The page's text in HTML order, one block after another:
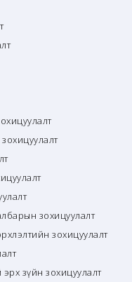
зохицуулалт
зохицуулалт
зүйн зохицуулалт